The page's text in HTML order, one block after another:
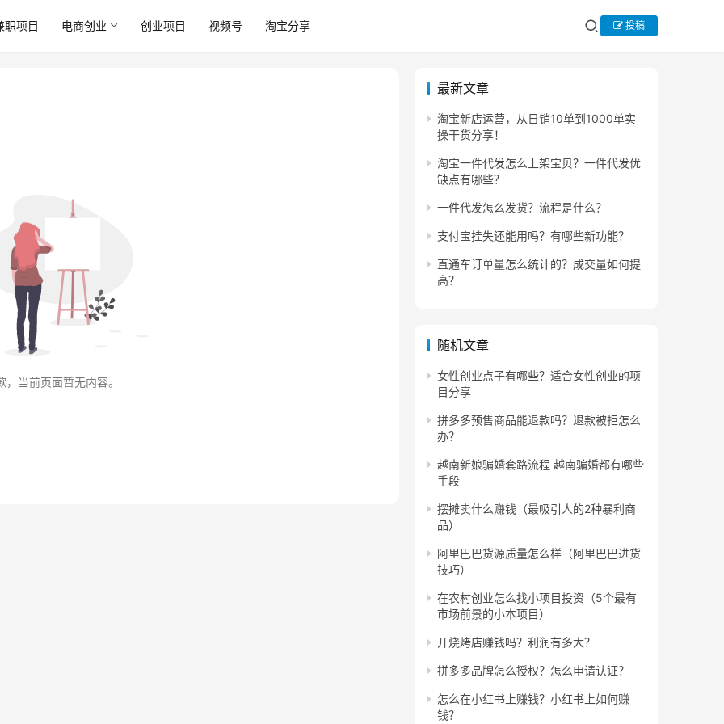
职项目 电商创业 创业项目 视频号 淘宝分享 投稿
，当前页面暂无内容。
最新文章
淘宝新店运营，从日销10单到1000单实
操干货分享！
淘宝一件代发怎么上架宝贝？一件代发优
缺点有哪些？
一件代发怎么发货？流程是什么？
支付宝挂失还能用吗？有哪些新功能？
直通车订单量怎么统计的？成交量如何提
高？
随机文章
女性创业点子有哪些？适合女性创业的项
目分享
拼多多预售商品能退款吗？退款被拒怎么
办？
越南新娘骗婚套路流程 越南骗婚都有哪些
手段
摆摊卖什么赚钱（最吸引人的2种暴利商
品）
阿里巴巴货源质量怎么样（阿里巴巴进货
技巧）
在农村创业怎么找小项目投资（5个最有
市场前景的小本项目）
开烧烤店赚钱吗？利润有多大？
拼多多品牌怎么授权？怎么申请认证？
怎么在小红书上赚钱？小红书上如何赚
钱？